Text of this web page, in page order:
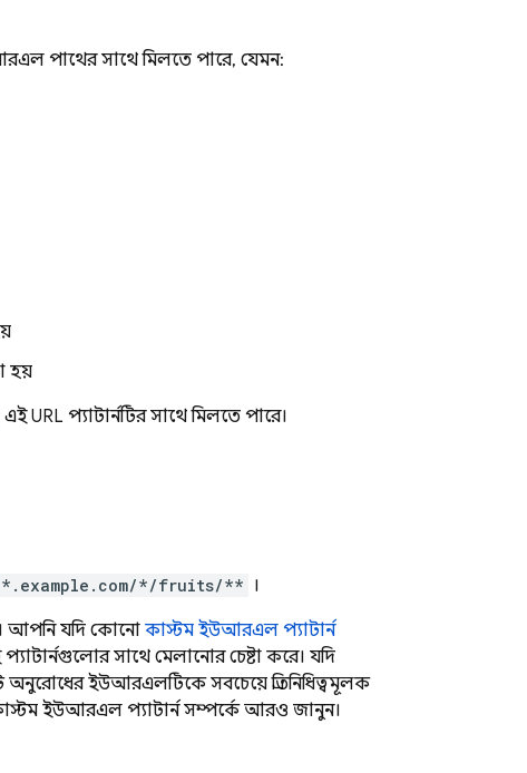
পাথের সাথে মিলতে পারে, যেমন:
হয়
এই URL প্যাটার্নটির সাথে মিলতে পারে।
*.example.com/*/fruits/** ।
আপনি যদি কোনো কাস্টম ইউআরএল প্যাটার্ন
সাথে মেলানোর চেষ্টা করে। যদি
ইউআরএলটিকে সবচেয়ে প্রতিনিধিত্বমূলক
ইউআরএল প্যাটার্ন সম্পর্কে আরও জানুন।